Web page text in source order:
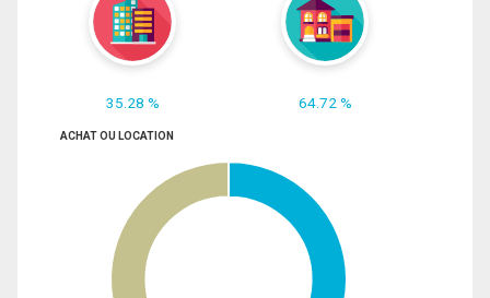
35.28 % 64.72 %
ACHAT OU LOCATION